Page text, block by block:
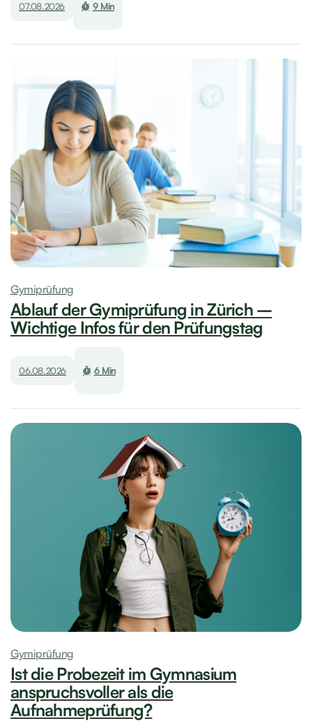
07.08.2026 9 Min
Gymiprüfung
Ablauf der Gymiprüfung in Zürich –
Wichtige Infos für den Prüfungstag
06.08.2026 6 Min
Gymiprüfung
Ist die Probezeit im Gymnasium
anspruchsvoller als die
Aufnahmeprüfung?